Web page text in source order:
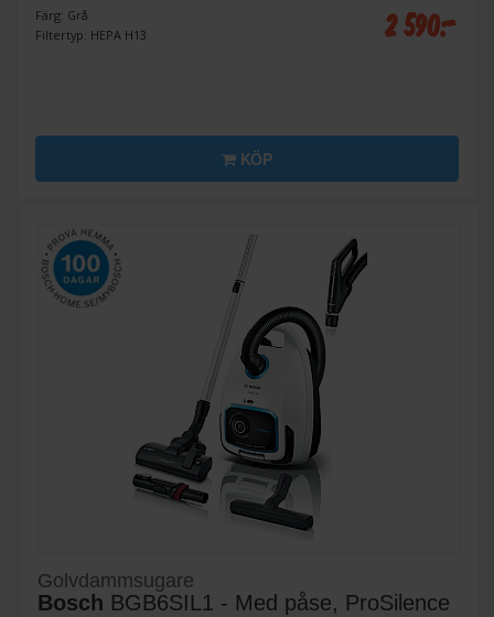
Färg: Grå
Filtertyp: HEPA H13
2 590:-
KÖP
Golvdammsugare
Bosch BGB6SIL1 - Med påse, ProSilence